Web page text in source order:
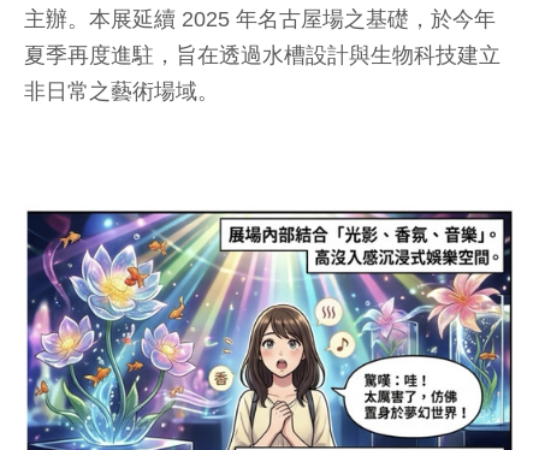
主辦。本展延續 2025 年名古屋場之基礎，於今年
夏季再度進駐，旨在透過水槽設計與生物科技建立
非日常之藝術場域。